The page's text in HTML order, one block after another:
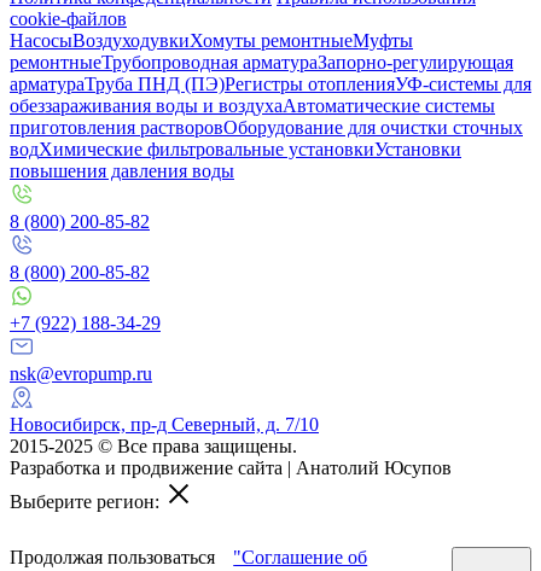
cookie-файлов
НасосыВоздуходувкиХомуты ремонтныеМуфты
ремонтныеТрубопроводная арматураЗапорно-регулирующая
арматураТруба ПНД (ПЭ)Регистры отопленияУФ-системы для
обеззараживания воды и воздухаАвтоматические системы
приготовления растворовОборудование для очистки сточных
водХимические фильтровальные установкиУстановки
повышения давления воды
8 (800) 200-85-82
8 (800) 200-85-82
+7 (922) 188-34-29
nsk@evropump.ru
Новосибирск, пр-д Северный, д. 7/10
2015-2025 © Все права защищены.
Разработка и продвижение сайта | Анатолий Юсупов
Выберите регион:
Продолжая пользоваться
"Соглашение об